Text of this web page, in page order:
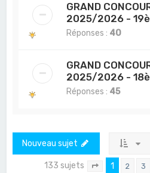
GRAND
2025/2026 -
Réponses : 40
GRAND
2025/2026 -
Réponses : 45
Nouveau sujet
133 sujets Page sur 9
1 2 3